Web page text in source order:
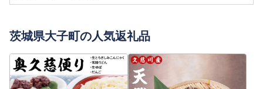
茨城県大子町の人気返礼品